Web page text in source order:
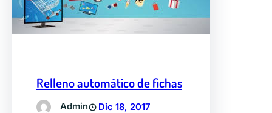
Relleno automático de fichas
Admin Dic 18, 2017